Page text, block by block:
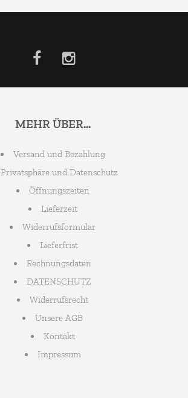
MEHR ÜBER...
Versand und Bezahlung
Privatsphäre und Datenschutz
Öffnungszeiten
Lieferzeit
Widerrufsformular
Lieferfrist
Rechnungsdaten
DATENSCHUTZ
Widerrufsrecht
Unsere AGB
Kontakt
Impressum